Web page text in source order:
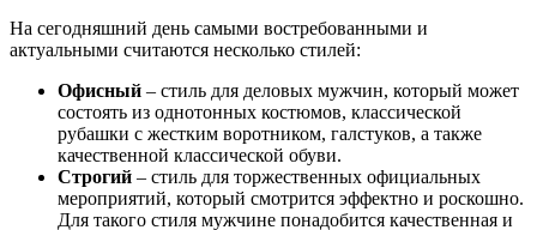
На сегодняшний день самыми востребованными и
актуальными считаются несколько стилей:
Офисный – стиль для деловых мужчин, который может
состоять из однотонных костюмов, классической
рубашки с жестким воротником, галстуков, а также
качественной классической обуви.
Строгий – стиль для торжественных официальных
мероприятий, который смотрится эффектно и роскошно.
Для такого стиля мужчине понадобится качественная и